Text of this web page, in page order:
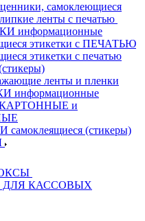
самоклеющиеся
ленты с печатью
информационные
этикетки с ПЕЧАТЬЮ
этикетки с печатью
ленты и пленки
информационные
КАРТОННЫЕ и
(стикеры)
ДЛЯ КАССОВЫХ